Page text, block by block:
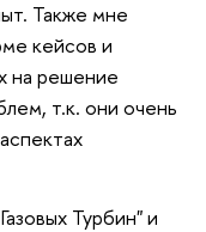
Также мне
кейсов и
на решение
т.к. они очень
Турбин" и